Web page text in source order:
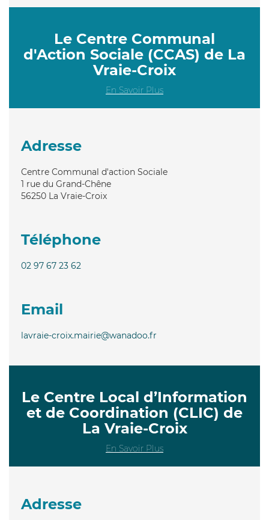
Le Centre Communal
d'Action Sociale (CCAS) de La
Vraie-Croix
En Savoir Plus
Adresse
Centre Communal d'action Sociale
1 rue du Grand-Chêne
56250 La Vraie-Croix
Téléphone
02 97 67 23 62
Email
lavraie-croix.mairie@wanadoo.fr
Le Centre Local d’Information
et de Coordination (CLIC) de
La Vraie-Croix
En Savoir Plus
Adresse